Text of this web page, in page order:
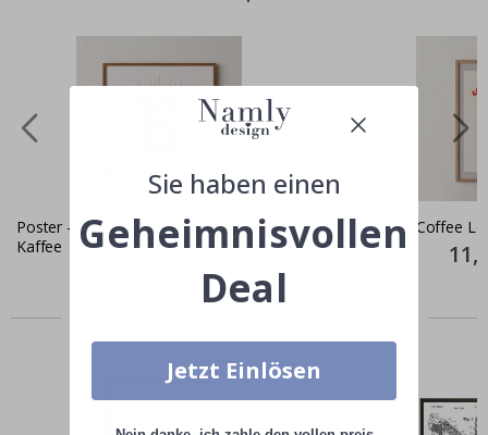
Poster - Alles was Sie brauchen, ist
Kaffee
11,00 CHF
Poster - Coffee
Price
Sie haben einen
Geheimnisvollen
Deal
Jetzt Einlösen